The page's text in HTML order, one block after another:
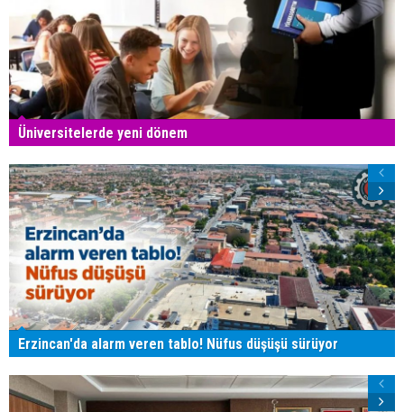
Üniversitelerde yeni dönem
Erzincan'da alarm veren tablo! Nüfus düşüşü sürüyor